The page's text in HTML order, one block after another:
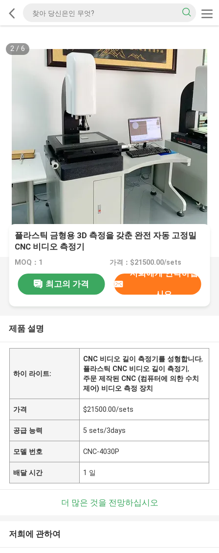
2/ 6
플라스틱 금형용 3D 측정을 갖춘 완전 자동 고정밀
CNC 비디오 측정기
MOQ：1 가격：$21500.00/sets
최고의 가격
저희에게 연락하십
시오
제품 설명
하이 라이트:
CNC 비디오 길이 측정기를 성형합니다,
플라스틱 CNC 비디오 길이 측정기,
주문 제작된 CNC (컴퓨터에 의한 수치
제어) 비디오 측정 장치
가격 $21500.00/sets
공급 능력 5 sets/3days
모델 번호 CNC-4030P
배달 시간 1 일
더 많은 것을 전망하십시오
저희에 관하여